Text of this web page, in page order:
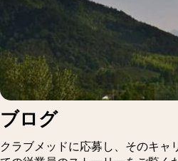
ブログ
クラブメッドに応募し、そのキャ